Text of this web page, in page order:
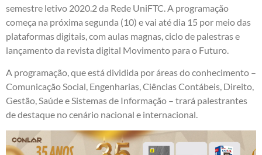
semestre letivo 2020.2 da Rede UniFTC. A programação
começa na próxima segunda (10) e vai até dia 15 por meio das
plataformas digitais, com aulas magnas, ciclo de palestras e
lançamento da revista digital Movimento para o Futuro.
A programação, que está dividida por áreas do conhecimento –
Comunicação Social, Engenharias, Ciências Contábeis, Direito,
Gestão, Saúde e Sistemas de Informação – trará palestrantes
de destaque no cenário nacional e internacional.